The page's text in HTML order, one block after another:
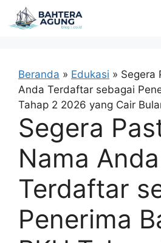
Langsung
ke
Beranda » Edukasi » Segera
Anda Terdaftar sebagai
Tahap 2 2026 yang Cair
Segera
Nama Anda
Terdaftar
Penerima